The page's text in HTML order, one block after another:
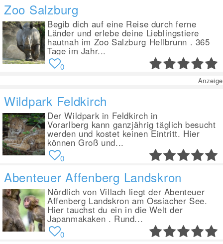
Zoo Salzburg
Begib dich auf eine Reise durch ferne
Länder und erlebe deine Lieblingstiere
hautnah im Zoo Salzburg Hellbrunn . 365
Tage im Jahr...
0
Anzeige
Wildpark Feldkirch
Der Wildpark in Feldkirch in
Vorarlberg kann ganzjährig täglich besucht
werden und kostet keinen Eintritt. Hier
können Groß und...
0
Abenteuer Affenberg Landskron
Nördlich von Villach liegt der Abenteuer
Affenberg Landskron am Ossiacher See.
Hier tauchst du ein in die Welt der
Japanmakaken . Rund...
0